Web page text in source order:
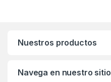
Nuestros productos
Navega en nuestro sitio